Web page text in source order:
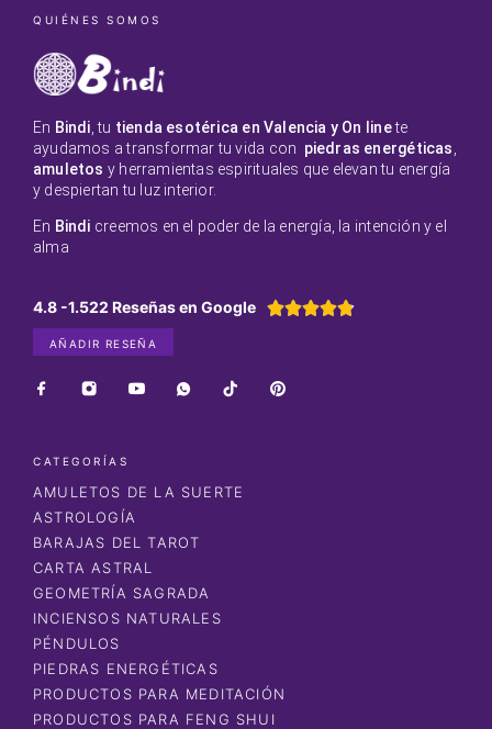
QUIÉNES SOMOS
En Bindi , tu tienda esotérica en Valencia y On linete
ayudamos a transformar tu vida con piedras energéticas
amuletos y herramientas espirituales que elevan tu energía
y despiertan tu luz interior.
En Bindi creemos en el poder de la energía, la intención y el
alma
4.8 -1.522 Reseñas en Google 
AÑADIR RESEÑA
CATEGORÍAS
AMULETOS DE LA SUERTE
ASTROLOGÍA
BARAJAS DEL TAROT
CARTA ASTRAL
GEOMETRÍA SAGRADA
INCIENSOS NATURALES
PÉNDULOS
PIEDRAS ENERGÉTICAS
PRODUCTOS PARA MEDITACIÓN
PRODUCTOS PARA FENG SHUI